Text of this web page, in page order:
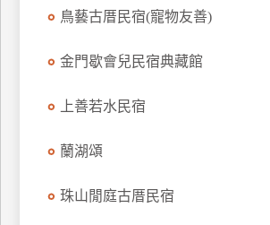
鳥藝古厝民宿(寵物友善)
金門歇會兒民宿典藏館
上善若水民宿
蘭湖頌
珠山閒庭古厝民宿